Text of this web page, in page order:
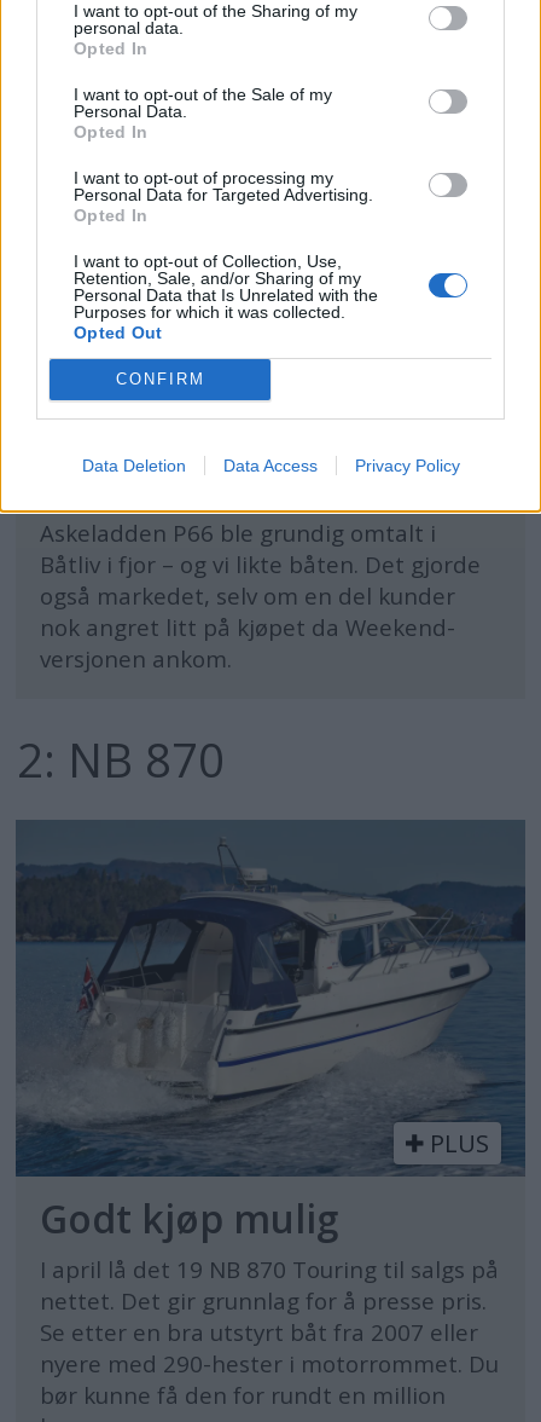
I want to opt-out of the Sharing of my
personal data.
Opted In
I want to opt-out of the Sale of my
Personal Data.
Opted In
I want to opt-out of processing my
Personal Data for Targeted Advertising.
Opted In
I want to opt-out of Collection, Use,
Retention, Sale, and/or Sharing of my
Personal Data that Is Unrelated with the
Purposes for which it was collected.
Opted Out
CONFIRM
Data Deletion Data Access Privacy Policy
PLUS
Komplett mini-
cabincruiser
Askeladden P66 ble grundig omtalt i
Båtliv i fjor – og vi likte båten. Det gjorde
også markedet, selv om en del kunder
nok angret litt på kjøpet da Weekend-
versjonen ankom.
2: NB 870
PLUS
Godt kjøp mulig
I april lå det 19 NB 870 Touring til salgs på
nettet. Det gir grunnlag for å presse pris.
Se etter en bra utstyrt båt fra 2007 eller
nyere med 290-hester i motorrommet. Du
bør kunne få den for rundt en million